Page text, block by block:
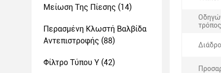
Μείωση Της Πίεσης (14)
Περασμένη Κλωστή Βαλβίδα
Αντεπιστροφής (88)
Φίλτρο Τύπου Y (42)